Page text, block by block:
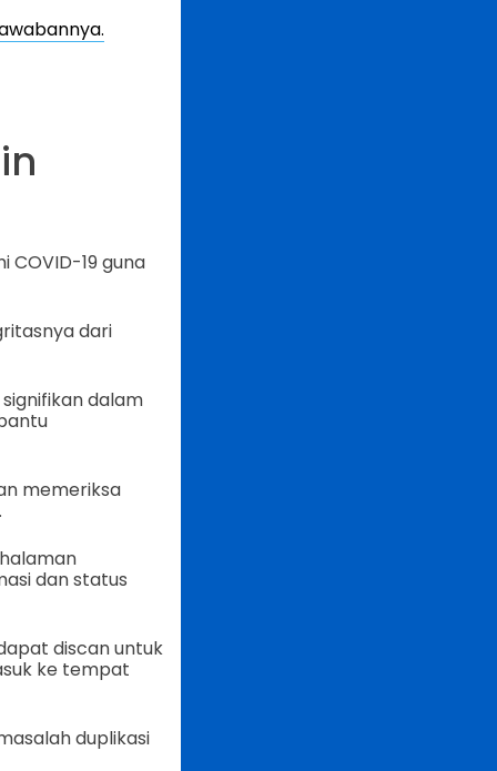
COVID-19 guna
dari
dalam
memeriksa
dan status
discan untuk
ke tempat
duplikasi